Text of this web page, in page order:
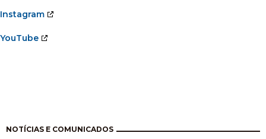
Instagram
YouTube
NOTÍCIAS E COMUNICADOS
Pagination